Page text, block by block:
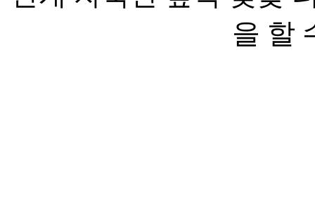
을 할